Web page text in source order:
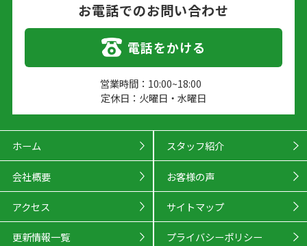
お電話でのお問い合わせ
電話をかける
営業時間：10:00~18:00
定休日：火曜日・水曜日
ホーム スタッフ紹介
会社概要 お客様の声
アクセス サイトマップ
更新情報一覧 プライバシーポリシー